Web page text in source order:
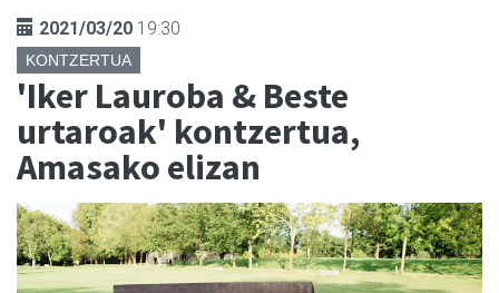
2021/03/20 19:30
KONTZERTUA
'Iker Lauroba & Beste
urtaroak' kontzertua,
Amasako elizan